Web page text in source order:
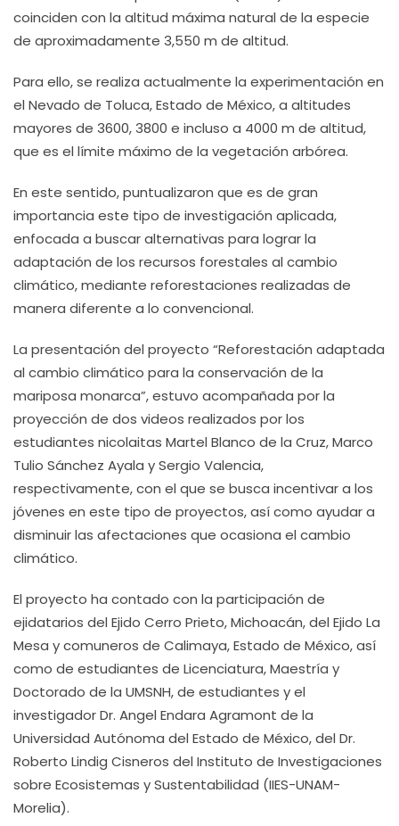
coinciden con la altitud máxima natural de la especie
de aproximadamente 3,550 m de altitud.
Para ello, se realiza actualmente la experimentación en
el Nevado de Toluca, Estado de México, a altitudes
mayores de 3600, 3800 e incluso a 4000 m de altitud,
que es el límite máximo de la vegetación arbórea.
En este sentido, puntualizaron que es de gran
importancia este tipo de investigación aplicada,
enfocada a buscar alternativas para lograr la
adaptación de los recursos forestales al cambio
climático, mediante reforestaciones realizadas de
manera diferente a lo convencional.
La presentación del proyecto “Reforestación adaptada
al cambio climático para la conservación de la
mariposa monarca”, estuvo acompañada por la
proyección de dos videos realizados por los
estudiantes nicolaitas Martel Blanco de la Cruz, Marco
Tulio Sánchez Ayala y Sergio Valencia,
respectivamente, con el que se busca incentivar a los
jóvenes en este tipo de proyectos, así como ayudar a
disminuir las afectaciones que ocasiona el cambio
climático.
El proyecto ha contado con la participación de
ejidatarios del Ejido Cerro Prieto, Michoacán, del Ejido La
Mesa y comuneros de Calimaya, Estado de México, así
como de estudiantes de Licenciatura, Maestría y
Doctorado de la UMSNH, de estudiantes y el
investigador Dr. Angel Endara Agramont de la
Universidad Autónoma del Estado de México, del Dr.
Roberto Lindig Cisneros del Instituto de Investigaciones
sobre Ecosistemas y Sustentabilidad (IIES-UNAM-
Morelia).